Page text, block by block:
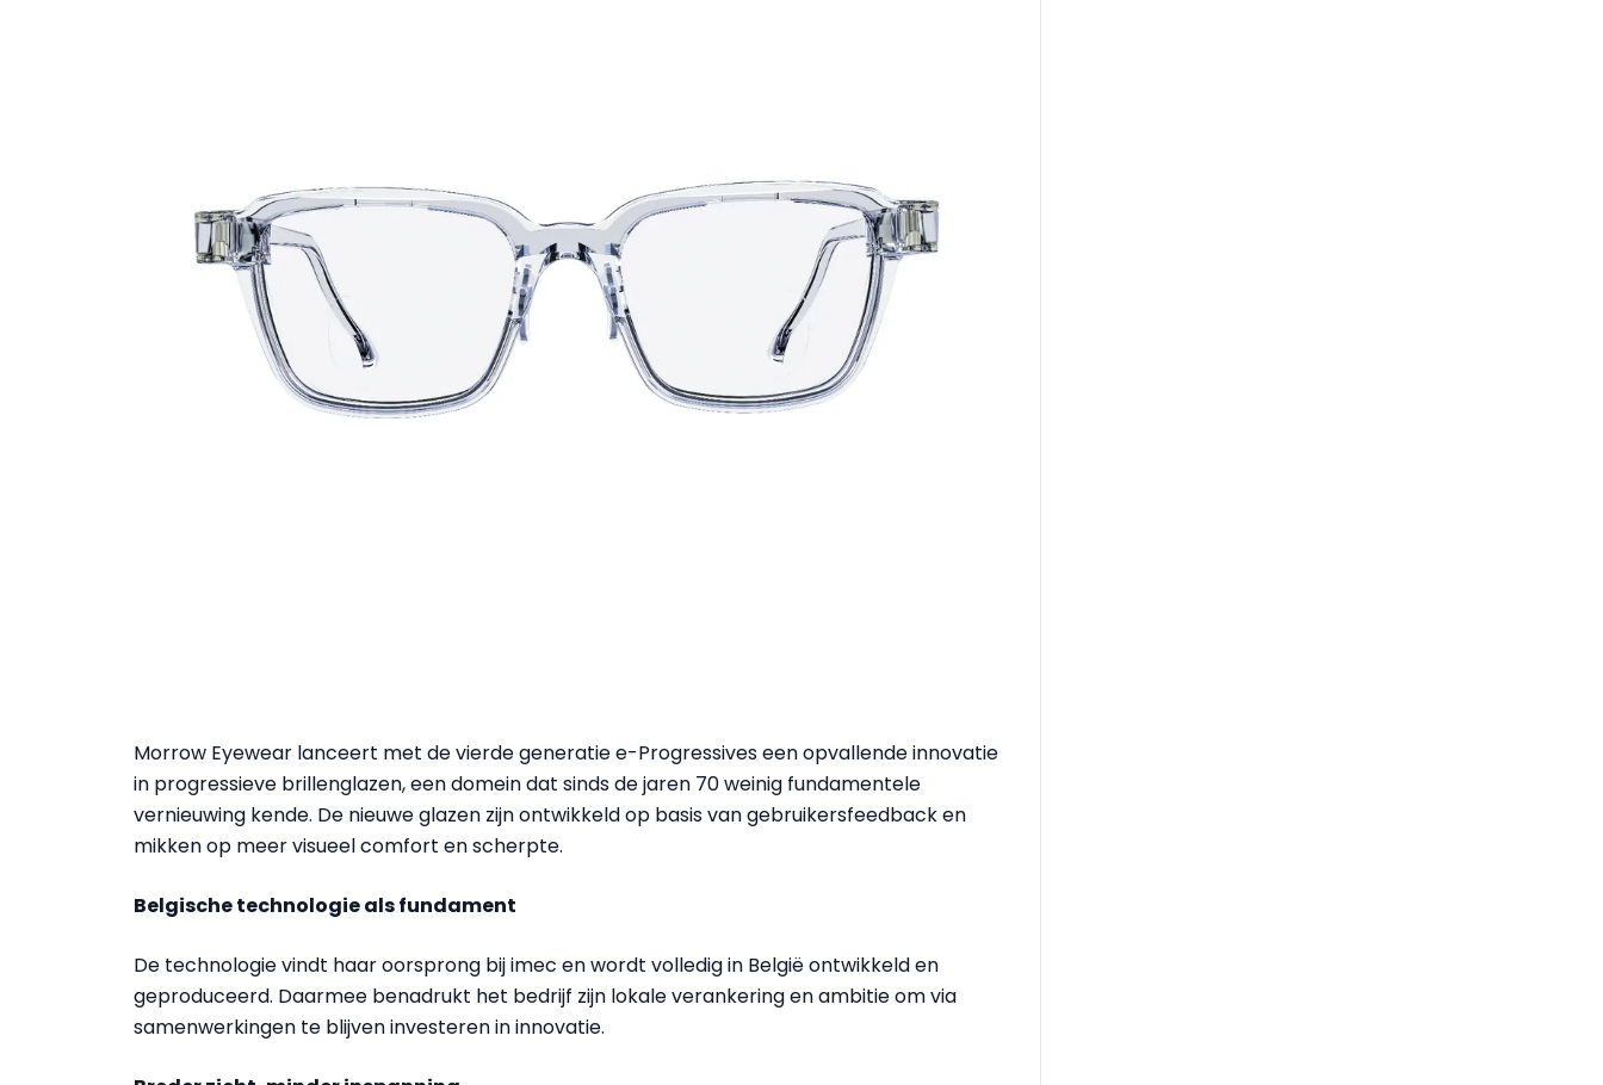
Morrow Eyewear lanceert met de vierde generatie e-Progressives een opvallende innovatie
in progressieve brillenglazen, een domein dat sinds de jaren 70 weinig fundamentele
vernieuwing kende. De nieuwe glazen zijn ontwikkeld op basis van gebruikersfeedback en
mikken op meer visueel comfort en scherpte.
Belgische technologie als fundament
De technologie vindt haar oorsprong bij imec en wordt volledig in België ontwikkeld en
geproduceerd. Daarmee benadrukt het bedrijf zijn lokale verankering en ambitie om via
samenwerkingen te blijven investeren in innovatie.